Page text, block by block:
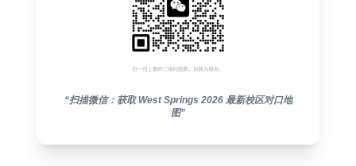
“扫描微信：获取 West Springs 2026 最新校区对口地
图”